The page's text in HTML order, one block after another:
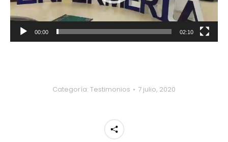
00:00 02:10
Categoría: Testimonios 7 julio, 2020